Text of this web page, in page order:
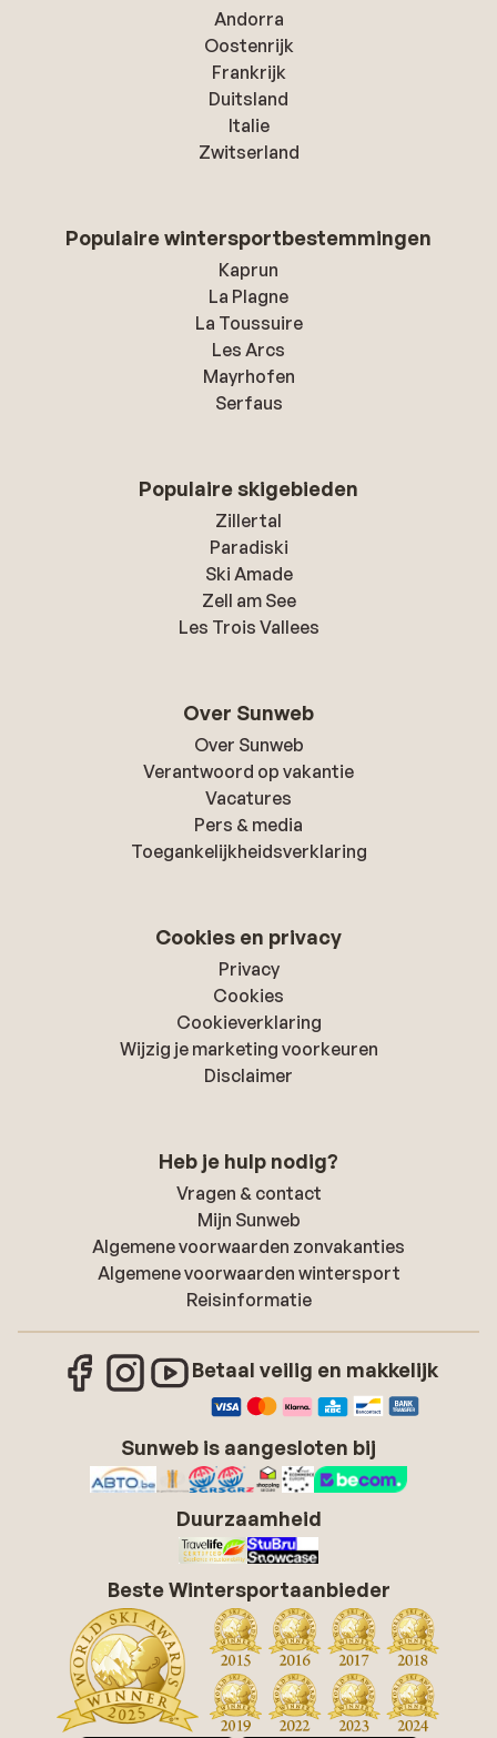
Andorra
Oostenrijk
Frankrijk
Duitsland
Italie
Zwitserland
Populaire wintersportbestemmingen
Kaprun
La Plagne
La Toussuire
Les Arcs
Mayrhofen
Serfaus
Populaire skigebieden
Zillertal
Paradiski
Ski Amade
Zell am See
Les Trois Vallees
Over Sunweb
Over Sunweb
Verantwoord op vakantie
Vacatures
Pers & media
Toegankelijkheidsverklaring
Cookies en privacy
Privacy
Cookies
Cookieverklaring
Wijzig je marketing voorkeuren
Disclaimer
Heb je hulp nodig?
Vragen & contact
Mijn Sunweb
Algemene voorwaarden zonvakanties
Algemene voorwaarden wintersport
Reisinformatie
Betaal veilig en makkelijk
Sunweb is aangesloten bij
Duurzaamheid
Beste Wintersportaanbieder